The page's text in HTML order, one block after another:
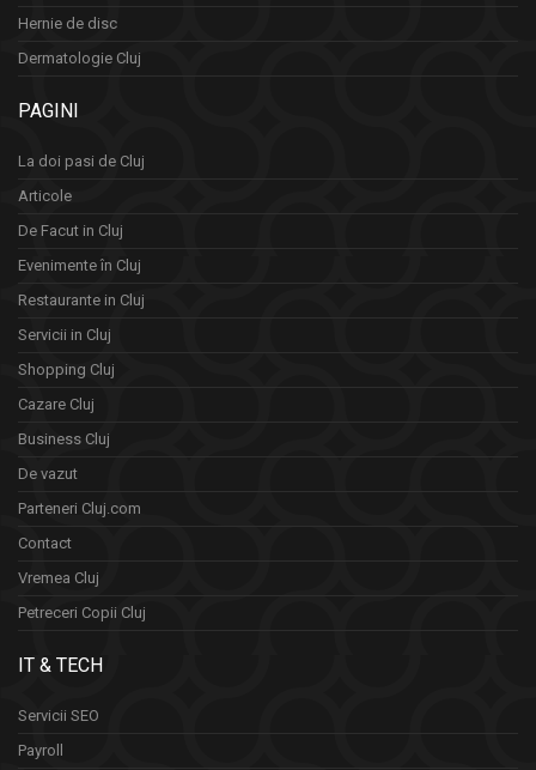
Hernie de disc
Dermatologie Cluj
PAGINI
La doi pasi de Cluj
Articole
De Facut in Cluj
Evenimente în Cluj
Restaurante in Cluj
Servicii in Cluj
Shopping Cluj
Cazare Cluj
Business Cluj
De vazut
Parteneri Cluj.com
Contact
Vremea Cluj
Petreceri Copii Cluj
IT & TECH
Servicii SEO
Payroll